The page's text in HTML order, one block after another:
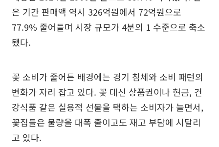
은 기간 판매액 역시 326억원에서 72억원으로
77.9% 줄어들며 시장 규모가 4분의 1 수준으로 축소
됐다.
꽃 소비가 줄어든 배경에는 경기 침체와 소비 패턴의
변화가 자리 잡고 있다. 꽃 대신 상품권이나 현금, 건
강식품 같은 실용적 선물을 택하는 소비자가 늘면서,
꽃집들은 물량을 대폭 줄이고도 재고 부담에 시달리
고 있다.